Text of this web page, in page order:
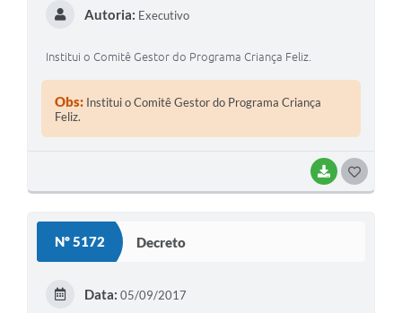
BAIXAR
Autoria: Executivo
Institui o Comitê Gestor do Programa Criança Feliz.
Obs: Institui o Comitê Gestor do Programa Criança
Feliz.
Nº 5172 Decreto
Data: 05/09/2017